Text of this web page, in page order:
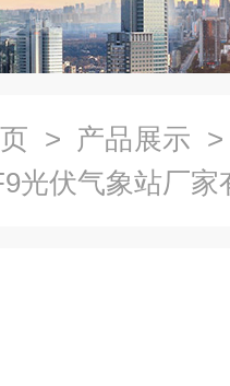
> 产品展示
光伏气象站厂家